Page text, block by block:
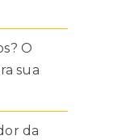
O
sua
da